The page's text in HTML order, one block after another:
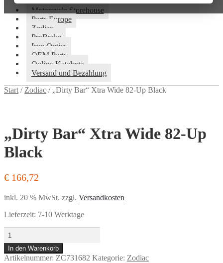
Motorcycle Storehouse
Parts Europe
Zodiac
ProBrake
Iron Optics
OEM Parts
Online-Kataloge
Versand und Bezahlung
Start/Zodiac / „Dirty Bar“ Xtra Wide 82-Up Black
„Dirty Bar“ Xtra Wide 82-Up
Black
€ 166,72
inkl. 20 % MwSt. zzgl. Versandkosten
Lieferzeit: 7-10 Werktage
"Dirty
Bar"
Xtra
Wide
In den Warenkorb
Artikelnummer: ZC731682 Kategorie: Zodiac